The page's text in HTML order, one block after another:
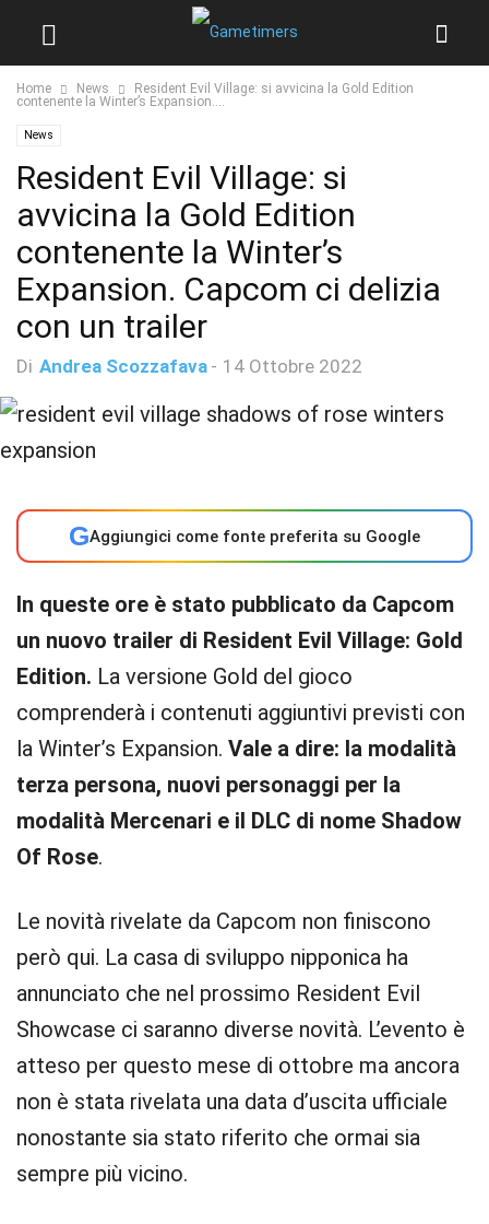
Home News
Resident Evil Village: si avvicina la Gold Edition
contenente la Winter’s Expansion....
News
Resident Evil Village: si
avvicina la Gold Edition
contenente la Winter’s
Expansion. Capcom ci delizia
con un trailer
Di Andrea Scozzafava - 14 Ottobre 2022
GAggiungici come fonte preferita su Google
In queste ore è stato pubblicato da Capcom
un nuovo trailer di Resident Evil Village: Gold
Edition. La versione Gold del gioco
comprenderà i contenuti aggiuntivi previsti con
la Winter’s Expansion. Vale a dire: la modalità
terza persona, nuovi personaggi per la
modalità Mercenari e il DLC di nome Shadow
Of Rose.
Le novità rivelate da Capcom non finiscono
però qui. La casa di sviluppo nipponica ha
annunciato che nel prossimo Resident Evil
Showcase ci saranno diverse novità. L’evento è
atteso per questo mese di ottobre ma ancora
non è stata rivelata una data d’uscita ufficiale
nonostante sia stato riferito che ormai sia
sempre più vicino.